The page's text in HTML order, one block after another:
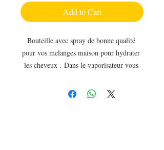
Add to Cart
Bouteille avec spray de bonne qualité
pour vos melanges maison pour hydrater
les cheveux . Dans le vaporisateur vous
alors un mélange d'eau et d'huiles